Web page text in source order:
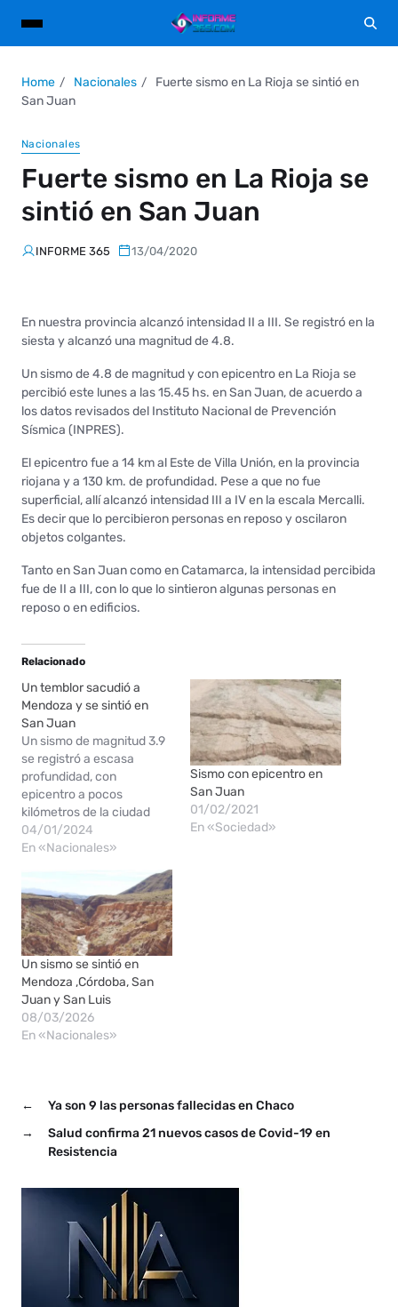
Home Nacionales
Fuerte sismo en La Rioja se sintió en
San Juan
Nacionales
Fuerte sismo en La Rioja se
sintió en San Juan
INFORME 365 13/04/2020
En nuestra provincia alcanzó intensidad II a III. Se registró en la
siesta y alcanzó una magnitud de 4.8.
Un sismo de 4.8 de magnitud y con epicentro en La Rioja se
percibió este lunes a las 15.45 hs. en San Juan, de acuerdo a
los datos revisados del Instituto Nacional de Prevención
Sísmica (INPRES).
El epicentro fue a 14 km al Este de Villa Unión, en la provincia
riojana y a 130 km. de profundidad. Pese a que no fue
superficial, allí alcanzó intensidad III a IV en la escala Mercalli.
Es decir que lo percibieron personas en reposo y oscilaron
objetos colgantes.
Tanto en San Juan como en Catamarca, la intensidad percibida
fue de II a III, con lo que lo sintieron algunas personas en
reposo o en edificios.
Relacionado
Un temblor sacudió a
Mendoza y se sintió en
San Juan
Un sismo de magnitud 3.9
se registró a escasa
profundidad, con
epicentro a pocos
kilómetros de la ciudad
mendocina de San Martín.
Un sismo de magnitud 3.9
madrugada en la provincia
de Mendoza. El temblor
llegó a sentirse en San
Juan tras varios
movimientos telúricos que
tuvieron lugar en…
04/01/2024
En «Nacionales»
Sismo con epicentro en
San Juan
01/02/2021
En «Sociedad»
Un sismo se sintió en
Mendoza ,Córdoba, San
Juan y San Luis
08/03/2026
En «Nacionales»
←
Ya son 9 las personas fallecidas en Chaco
→
Salud confirma 21 nuevos casos de Covid-19 en
Resistencia